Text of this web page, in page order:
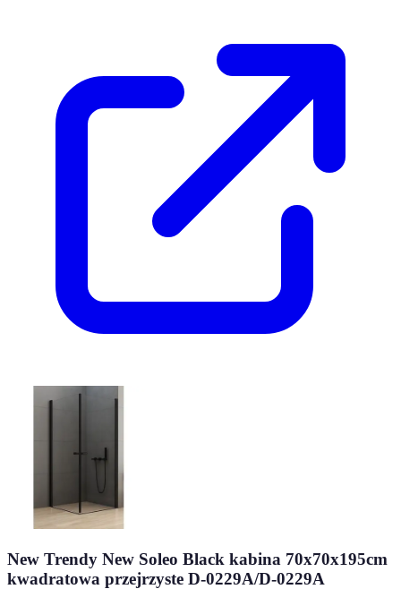
New Trendy New Soleo Black kabina 70x70x195cm
kwadratowa przejrzyste D-0229A/D-0229A